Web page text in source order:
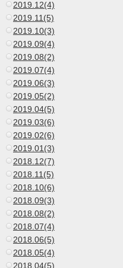
2019.12(4)
2019.11(5)
2019.10(3)
2019.09(4)
2019.08(2)
2019.07(4)
2019.06(3)
2019.05(2)
2019.04(5)
2019.03(6)
2019.02(6)
2019.01(3)
2018.12(7)
2018.11(5)
2018.10(6)
2018.09(3)
2018.08(2)
2018.07(4)
2018.06(5)
2018.05(4)
2018.04(5)